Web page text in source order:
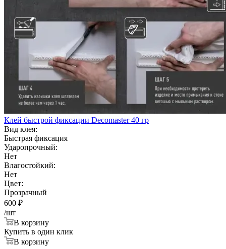
Клей быстрой фиксации Decomaster 40 гр
Вид клея:
Быстрая фиксация
Ударопрочный:
Нет
Влагостойкий:
Нет
Цвет:
Прозрачный
600 ₽
/шт
В корзину
Купить в один клик
В корзину